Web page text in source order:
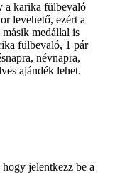
a karika fülbevaló
levehető, ezért a
medállal is
fülbevaló, 1 pár
névnapra,
ajándék lehet.
jelentkezz be a